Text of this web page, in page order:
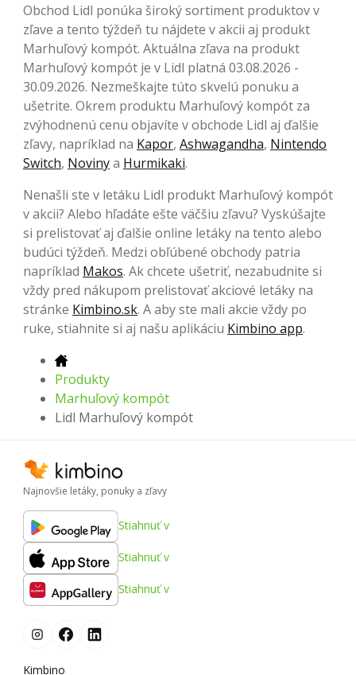
Obchod Lidl ponúka široký sortiment produktov v
zľave a tento týždeň tu nájdete v akcii aj produkt
Marhuľový kompót. Aktuálna zľava na produkt
Marhuľový kompót je v Lidl platná 03.08.2026 -
30.09.2026. Nezmeškajte túto skvelú ponuku a
ušetrite. Okrem produktu Marhuľový kompót za
zvýhodnenú cenu objavíte v obchode Lidl aj ďalšie
zľavy, napríklad na Kapor, Ashwagandha, Nintendo
Switch, Novinya Hurmikaki.
Nenašli ste v letáku Lidl produkt Marhuľový kompót
v akcii? Alebo hľadáte ešte väčšiu zľavu? Vyskúšajte
si prelistovať aj ďalšie online letáky na tento alebo
budúci týždeň. Medzi obľúbené obchody patria
napríklad Makos. Ak chcete ušetriť, nezabudnite si
vždy pred nákupom prelistovať akciové letáky na
stránke Kimbino.sk. A aby ste mali akcie vždy po
ruke, stiahnite si aj našu aplikáciu Kimbino app.
Produkty
Marhuľový kompót
Lidl Marhuľový kompót
Najnovšie letáky, ponuky a zľavy
Stiahnuť v
Stiahnuť v
Stiahnuť v
Kimbino